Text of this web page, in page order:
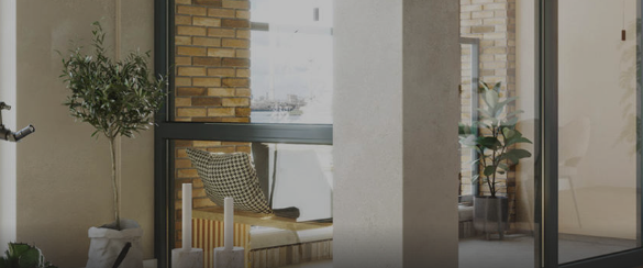
Woning kopen
Veelgestelde vragen